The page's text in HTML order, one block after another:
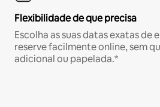
Flexibilidade de que precisa
Escolha as suas datas exatas de
reserve facilmente online, sem
adicional ou papelada.*